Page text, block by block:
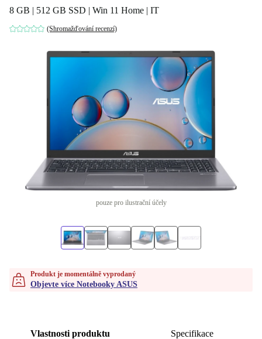
8 GB | 512 GB SSD | Win 11 Home | IT
(Shromažďování recenzí)
pouze pro ilustrační účely
Produkt je momentálně vyprodaný
Objevte více Notebooky ASUS
Vlastnosti produktu Specifikace